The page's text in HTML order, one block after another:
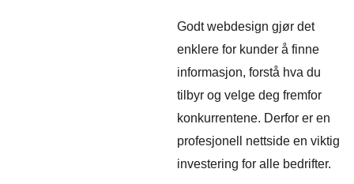
Godt webdesign gjør det
enklere for kunder å finne
informasjon, forstå hva du
tilbyr og velge deg fremfor
konkurrentene. Derfor er en
profesjonell nettside en viktig
investering for alle bedrifter.